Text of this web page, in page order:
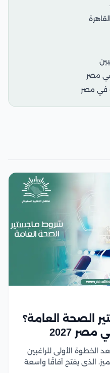
مصر
في مصر
الصحة العامة؟
2027
الخطوة الأولى للراغبين
الذي يفتح آفاقًا واسعة